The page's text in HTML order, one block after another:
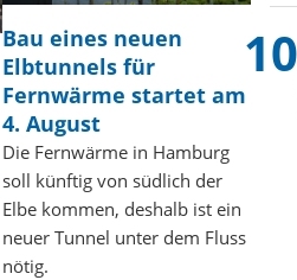
Bau eines neuen
Elbtunnels für
Fernwärme startet am
4. August
Die Fernwärme in Hamburg
soll künftig von südlich der
Elbe kommen, deshalb ist ein
neuer Tunnel unter dem Fluss
nötig.